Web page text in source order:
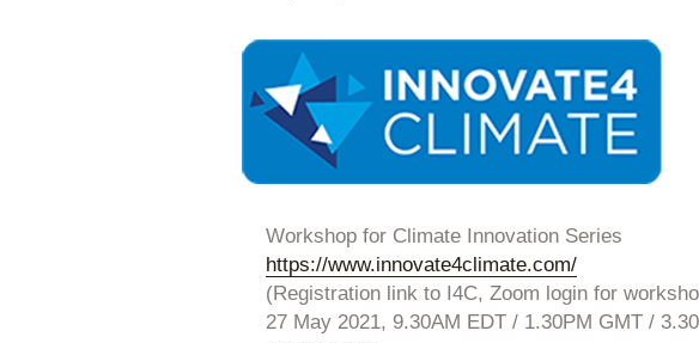
Workshop for Climate Innovation Series
https://www.innovate4climate.com/
(Registration link to I4C, Zoom login for
27 May 2021, 9.30AM EDT / 1.30PM GMT /